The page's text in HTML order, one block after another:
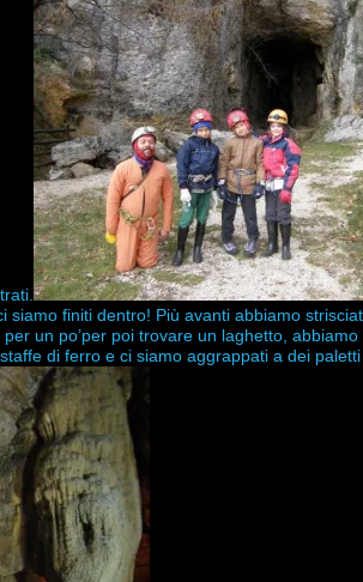
siamo finiti dentro! Più avanti abbiamo
un po’per poi trovare un laghetto,
di ferro e ci siamo aggrappati a dei